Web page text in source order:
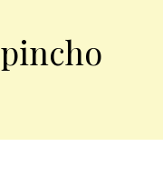
pincho